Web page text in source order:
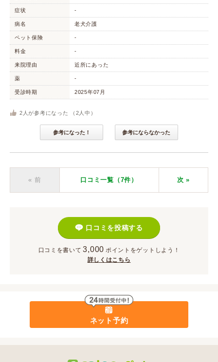
症状 -
病名 老犬介護
ペット保険 -
料金 -
来院理由 近所にあった
薬 -
受診時期 2025年07月
2 人が参考になった （ 2 人中）
参考になった！ 参考にならなかった
« 前 口コミ一覧（7件） 次 »
口コミを投稿する
口コミを書いて 3,000 ポイント をゲットしよう！
詳しくはこちら
ネット予約